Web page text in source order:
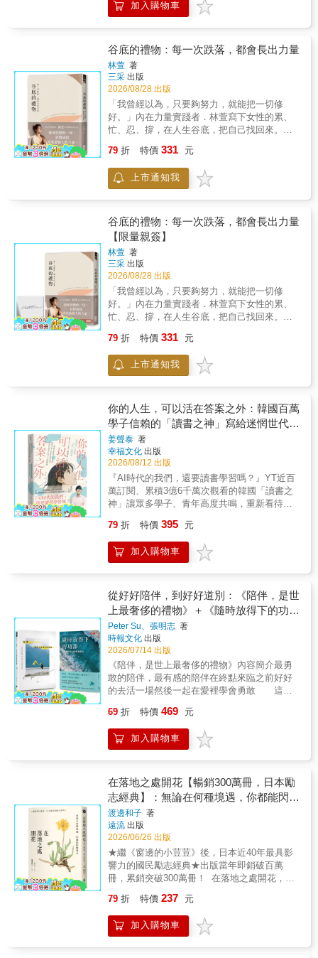
次了，她請我們跟監調查丈夫是否有外遇──即
使前五次完全沒蒐集到任何可疑證據。然而我
明白，她只是在試著補綴心中那一塊塊感情碎
母啟事】 一群同學湊了一萬元，要幫十八歲的
女孩尋找從小就分離的生母。「尋人」實在是
所有業務中，最困難、最容易失敗、也最不賺
錢的項目。但同學們義氣相挺令人感動，我接
了！ 從事徵信業，背負著太多不能說的祕密。
委託人來到徵信社像是衣不蔽體，暴露了自己
的最不堪、最脆弱、最黑暗&hellip;&hellip;而每
接下一個案子，便承接下這一切。 入行十六年
的謝智博，遊走於真實與謊言之境，有些案件
使他對人性越發質疑，但有時卻在幫助委託人
的同時，亦逐漸療癒了自己過往的失落。 或許
欺瞞詭詐的混沌世界裡，他努力守護的那一
個。 本書特色： ●本書所舉之故事皆經作者改
編。 ●世界上有兩個人的手機不能撿：一個是
常需要做「現場紀錄」的「接體員」大師兄；
一個就是謝智博──從事徵信業的他，背負著太
多委託案中的幽暗祕密。 ●每個想當偵探的
人，十有八九想要成為福爾摩斯。而從小母親
離開的過往，讓謝智博心懷「幫助無助的人」
的初衷踏進這行，也在過程中填補自己內心的
洞。搜尋網路，有他免費幫助單親媽媽尋找離
歲女孩&hellip;&hellip;他要扭轉大眾的扭曲印
象，讓徵信這一行，能夠站在陽光下。 ●謝智
博自述：「入行迄今，『徵信社』、『偵探』
讓我成了一個蒐集故事的行者，將一件又一件
故事撿拾進記憶的麻袋裡。有時我會陷入天人
交戰：這能寫嗎？該寫嗎？為了保護當事人，
這些故事其實有滿大程度的更易，但當下的心
境與感受，還有對當事人的描摹，則希望盡可
能地貼近真實。而每一篇故事裡面，都有你們
的身影。」（摘自《宅爾摩斯的萬事屋》自
序） ●〈我遇過的奇葩委託人〉之「匪夷所思
「我不能跟你們講太多，我怕暴露行蹤，而且
可能被監聽。我懷疑有人要追殺我
&hellip;&hellip;」 「誰要追殺你？是哪個道上
的人嗎？」我立即升起警戒，也小聲地問他。
決得多，也許打聽一下事情原委，再請人遊說
一番就可以處理好。 但他回答：「不是什麼道
上的人。他們是&hellip;&hellip;忍者
&hellip;&hellip;」 這位大哥，你找錯地方了
啦。我們是徵信社，不是木葉忍者村啊！
一天，笑也是一天，為什麼不用微笑去面對每
位船員受命去修整帆布。當他開始爬的時候，
犯了一項錯誤，那就是向下看。波浪的翻騰使
船搖盪得十分可怕。眼看這位年輕人就要失去
平衡。就在那一瞬間，下面一位年紀較大的船
員對他叫道：『向上看，孩子，向上看。』這
位年輕的船員果然因為向上看而恢復了平
衡。」當你從高處走向低處，當你從山峰掉落
山谷。記住：向上看！人總習慣看表面，看眼
前，所以活得很表面，很膚淺，而當你以靈來
就會有遠見，看得有深度就可以活得有深度。
是的，一個進入自己靈魂層次的人就可以讓自
己進化到更高層次，用微笑面對每一天。微笑
惑、會抗拒、混亂、悲苦，那是很自然的。人
類的痛苦，不僅僅起因於不幸災難，更由於錯
誤的認知導致。所以，在進入本書前，建議
你，暫時拋棄所有先入為主的想法，以不論斷
而覺知的態度來閱讀，相信你會獲得更多，畢
竟它不是一般的書籍。這本書將幫助你打開視
野，使你認識生命更廣大的面。從人的層次提
升到「靈」的層次，就像打開電腦隱藏在指令
來觀察生活中的各種境遇，而不至被有限的感
官覺受和無知所惑。喜樂來自了解，你越了
解，你就越容易離苦得樂。沒錯，一旦明白所
有發生在我們身上的事。
加入購物車
谷底的禮物：每一次跌落，都會長出力量
林萱 著
三采 出版
2026/08/28 出版
「我曾經以為，只要夠努力，就能把一切修
好。」內在力量實踐者．林萱寫下女性的累、
忙、忍、撐，在人生谷底，把自己找回來。獻
給自己。【內容簡介】✦她不是在過日子，是
在跑一張永遠跑不完的表格在外人眼中，林萱
是KOL、三個孩子的媽媽、教練，但靠近一
邊聽莫札特，乳頭被磨到破皮，她忍痛擦乾
血，塗藥繼續拚。生完小孩後，看不慣自己鬆
垮的身體，她拚命運動，甚至通過考試，拿到
孕產婦教練證照。婆婆老是找碴，到處講她壞
話，甚至飆罵：「妳怎麼都不帶我出國玩？只
會帶妳媽！」各種待辦事項，逼得她不斷運
轉，就連休息五分鐘，都有罪惡感。——內心
不斷播放的聲音是：我不夠好、我還可以......
直到有天，身心科醫生告訴她：「我開些藥，
記得不要讓自己壓力太大。」壓力不要太
答案，但她內心只有疑問，和太多的委屈直到
失眠、神經失調，甚至連孩子都開始大量落
髮，她終於再也撐不住，落入長達一年的憂鬱
真的不是努力就能控制的。她想起人生第一次
崩潰，是父母宣布離婚的那一天。當時的她才
國小，卻下意識地壓抑自己的感受，反過來安
慰大人。這個生存策略讓她長成一個「好的
人」，體貼、成熟、善解人意。卻也讓她在往
後每一段關係裡，先反射性地檢討自己哪裡不
夠好。——我只是忽視自己的感受，去換取一
段不會破裂的關係。看見內心的原始傷口，她
出，但不要無止境地消耗。不再討好全世界，
變得完美，而是看見自己的需求。想從痛苦的
關係中畢業，不是單靠和解或是放下，而是勇
於劃清界線，拿回自己的力量。林萱說：「當
全世界都不相信我，只要還有一個人願意相
信，我就擁有無窮的力量。那個人，就是我自
己。」走過低谷，她擁抱了心中無人安慰的小
女孩：「不要害怕黑暗，妳經歷的，都將成為
最強大的力量！」【本書特色】◎30篇「硬撐
⭢崩潰⭢重生」誠實書寫◎收錄「Mi日常練
習」，一起穩住身心‧穩住關係：不再委屈自
己，而是設下界線，把能量留給重要的人。‧穩
住情緒：當情緒湧上來時，不再急著壓下、解
決、責怪自己，而是慢慢看見自己沒被照顧的
需求。‧穩住自己：透過正念冥想、自由書寫與
身體覺察，把四散的自己，一點一點找回來。
79 折 特價 331 元
上市通知我
谷底的禮物：每一次跌落，都會長出力量
【限量親簽】
林萱 著
三采 出版
2026/08/28 出版
「我曾經以為，只要夠努力，就能把一切修
好。」內在力量實踐者．林萱寫下女性的累、
忙、忍、撐，在人生谷底，把自己找回來。獻
給自己。【內容簡介】✦她不是在過日子，是
在跑一張永遠跑不完的表格在外人眼中，林萱
是KOL、三個孩子的媽媽、教練，但靠近一
邊聽莫札特，乳頭被磨到破皮，她忍痛擦乾
血，塗藥繼續拚。生完小孩後，看不慣自己鬆
垮的身體，她拚命運動，甚至通過考試，拿到
孕產婦教練證照。婆婆老是找碴，到處講她壞
話，甚至飆罵：「妳怎麼都不帶我出國玩？只
會帶妳媽！」各種待辦事項，逼得她不斷運
轉，就連休息五分鐘，都有罪惡感。——內心
不斷播放的聲音是：我不夠好、我還可以......
直到有天，身心科醫生告訴她：「我開些藥，
記得不要讓自己壓力太大。」壓力不要太
答案，但她內心只有疑問，和太多的委屈直到
失眠、神經失調，甚至連孩子都開始大量落
髮，她終於再也撐不住，落入長達一年的憂鬱
真的不是努力就能控制的。她想起人生第一次
崩潰，是父母宣布離婚的那一天。當時的她才
國小，卻下意識地壓抑自己的感受，反過來安
慰大人。這個生存策略讓她長成一個「好的
人」，體貼、成熟、善解人意。卻也讓她在往
後每一段關係裡，先反射性地檢討自己哪裡不
夠好。——我只是忽視自己的感受，去換取一
段不會破裂的關係。看見內心的原始傷口，她
出，但不要無止境地消耗。不再討好全世界，
才會眞正靠近自己。✦真正的修復，不是重新
變得完美，而是看見自己的需求。想從痛苦的
關係中畢業，不是單靠和解或是放下，而是勇
於劃清界線，拿回自己的力量。林萱說：「當
全世界都不相信我，只要還有一個人願意相
信，我就擁有無窮的力量。那個人，就是我自
己。」走過低谷，她擁抱了心中無人安慰的小
女孩：「不要害怕黑暗，妳經歷的，都將成為
最強大的力量！」【本書特色】◎30篇「硬撐
⭢崩潰⭢重生」誠實書寫◎收錄「Mi日常練
習」，一起穩住身心‧穩住關係：不再委屈自
己，而是設下界線，把能量留給重要的人。‧穩
住情緒：當情緒湧上來時，不再急著壓下、解
決、責怪自己，而是慢慢看見自己沒被照顧的
需求。‧穩住自己：透過正念冥想、自由書寫與
身體覺察，把四散的自己，一點一點找回來。
79 折 特價 331 元
上市通知我
你的人生，可以活在答案之外：韓國百萬
學子信賴的「讀書之神」寫給迷惘世代
──如何用學習打造人生選擇權
姜聲泰 著
幸福文化 出版
2026/08/12 出版
『AI時代的我們，還要讀書學習嗎？』YT近百
萬訂閱、累積3億6千萬次觀看的韓國「讀書之
神」讓眾多學子、青年高度共鳴，重新看待
YES24讀者滿分好評，出版即登上百大排行榜
☆「這個世界，終究是你了解多少、學習多
少，就能看見多少」★把「被動讀書」變成
安，不分年紀想找到方向的你#不說教 #不是雞
湯 用剛剛好的陪伴，覓得你的閃光點✧✧在AI
快速改變世界的現今，讓人懷疑「努力有用
嗎？」、「成績真的能決定未來嗎？」、「既
然有AI，那讀書的意義是什麼？」。韓國知名
線上教育平台創辦人姜聲泰是CEO、明星講
師、自媒體創作者、著作超過百萬冊的暢銷作
家，更被媒體譽為「讀書之神」。身兼多元身
分並深受莘莘學子們信賴的他，想透過這本
書，傳達「在令人不安的時代裡，我們仍然需
高材生，他是不被旁人看好的「魯蛇」，對讀
書沒興趣、廢寢忘食熬夜打電玩，曾在學校被
霸凌到懷疑人生。然而，他憑著『主動學習』
者、創辦了韓國百萬學子信賴的「讀神網」，
這一路上有無數冷嘲熱諷，但他終究打造出
「讓自己保有選擇未來的生存能力」。★★★
韓國網路書店YES24的學生讀者、青年讀者一
致好評！★★★「如果我在青少年時期就讀過
這本書，我的人生也許會完全不同。這本書不
是逼人讀書，而是讓人重新想努力一次。」
「這不只是一本讓人重新想讀書的書，更是一
知道自己是珍貴的，自己的未來也是珍貴的，
現在正在經歷的每一天，也都很重要。」「這
不只是一本教人如何把書讀好的書，而是一本
讓我開始思考，自己為什麼活著、又想創造什
麼樣未來的書。」★在這個分秒都在變動的時
79 折 特價 395 元
加入購物車
從好好陪伴，到好好道別：《陪伴，是世
上最奢侈的禮物》＋《隨時放得下的功
課》套書
Peter Su、張明志 著
時報文化 出版
2026/07/14 出版
《陪伴，是世上最奢侈的禮物》內容簡介最勇
敢的陪伴，最有感的陪伴在終點來臨之前好好
的去活一場然後一起在愛裡學會勇敢 這是
世上最奢侈的禮物。」如果有一天我們終將失
去，你會在終點來臨前選擇做什麼？你願意為
你自己、為你所愛的，好好的再勇敢活一遍
地反追著時間跑。直到終點來臨的那天，我們
才懂得，「時間」只是「現在」的代名詞，原
來，時間就是現在，而所有的現在便是永恆。
然而，時間正是最奢侈的禮物， 我們往往走得
太快，忽略了真正該花時間陪伴的人，然後我
們會想起，無論是面對至親的家人還是最好的
朋友，我們都曾有過遺憾，都渴望著被原諒；
也或許我們都是故事裡的那個主角，總有一段
青春被裹上一層迷茫。在這個故事裡，我們可
以看見自己人生的縮影，那些失去、那些錯
與黑暗中成長；在道別前學會勇敢，也學會珍
惜。這是Peter一直想寫下的故事，他想要寫下
這個關於愛、遺憾、與告別的故事 他說：「我
69 折 特價 469 元
加入購物車
在落地之處開花【暢銷300萬冊，日本勵
志經典】：無論在何種境遇，你都能閃耀
發光（新修版）
渡邊和子 著
遠流 出版
2026/06/26 出版
★繼《窗邊的小荳荳》後，日本近40年最具影
響力的國民勵志經典★出版當年即銷破百萬
冊，累銷突破300萬冊！ 在落地之處開花，並
交予的一切，編成一束能讓自己微笑，也能讓
他人幸福的花束。無論在何種境遇，你都能閃
耀發光。 日本百萬冊暢銷作家渡邊和子，一生
79 折 特價 237 元
加入購物車